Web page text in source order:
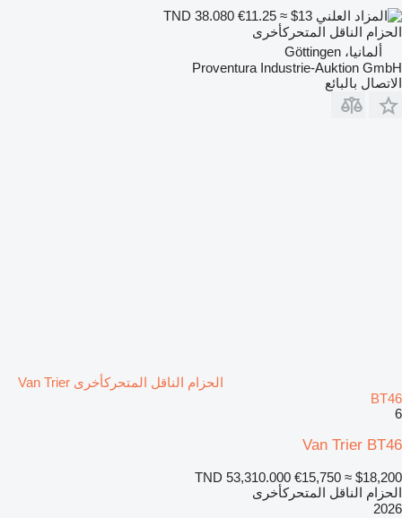
€11.25 ≈ $13
الحزام الناقل المتحركأخرى
ألمانيا، Göttingen
Proventura Industrie-Auktion GmbH
الاتصال بالبائع
الحزام الناقل المتحركأخرى Van Trier
BT46
6
Van Trier BT46
TND 53,310.000 €15,750 ≈ $18,200
الحزام الناقل المتحركأخرى
2026